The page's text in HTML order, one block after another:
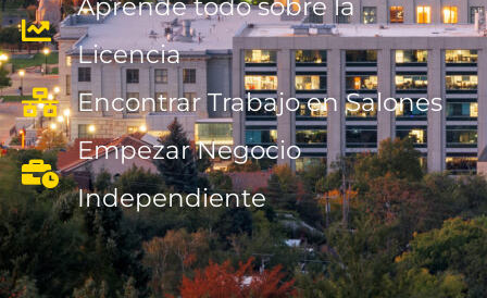
Aprende todo sobre la
Licencia
Encontrar Trabajo en Salones
Empezar Negocio
Independiente